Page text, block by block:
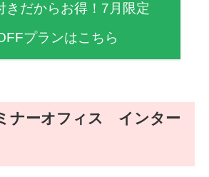
きだからお得！7月限定
プランはこちら
ーオフィス インター